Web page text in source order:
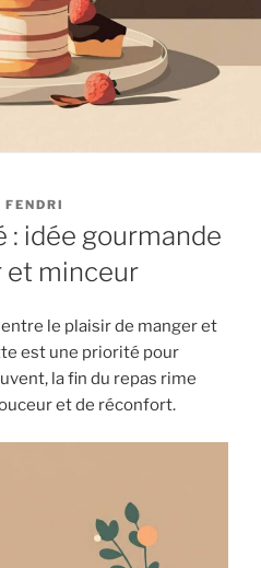
: idée gourmande
et minceur
le plaisir de manger et
est une priorité pour
la fin du repas rime
et de réconfort.